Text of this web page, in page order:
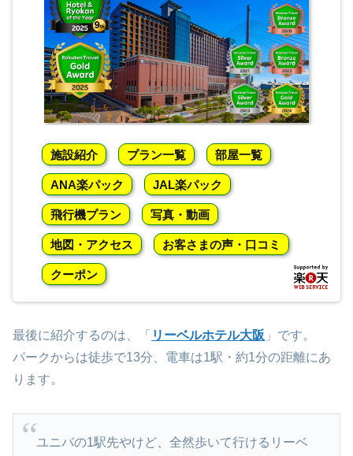
施設紹介 プラン一覧 部屋一覧
ANA楽パック JAL楽パック
飛行機プラン 写真・動画
地図・アクセス お客さまの声・口コミ
クーポン
最後に紹介するのは、「 リーベルホテル大阪 」です。
パークからは徒歩で13分、電車は1駅・約1分の距離にあ
ります。
ユニバの1駅先やけど、全然歩いて行けるリーベ